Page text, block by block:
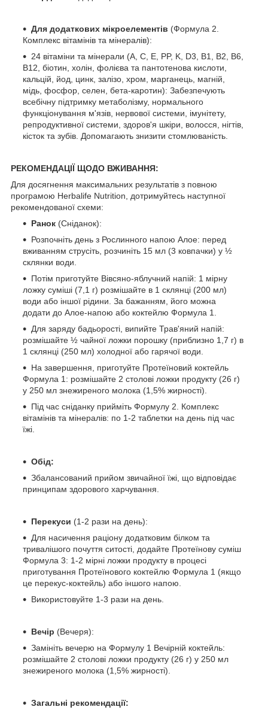
Для додаткових мікроелементів (Формула 2.
Комплекс вітамінів та мінералів):
24 вітаміни та мінерали (A, C, E, PP, K, D3, B1, B2, B6,
B12, біотин, холін, фолієва та пантотенова кислоти,
кальцій, йод, цинк, залізо, хром, марганець, магній,
мідь, фосфор, селен, бета-каротин): Забезпечують
всебічну підтримку метаболізму, нормального
функціонування м'язів, нервової системи, імунітету,
репродуктивної системи, здоров'я шкіри, волосся, нігтів,
кісток та зубів. Допомагають знизити стомлюваність.
РЕКОМЕНДАЦІЇ ЩОДО ВЖИВАННЯ:
Для досягнення максимальних результатів з повною
програмою Herbalife Nutrition, дотримуйтесь наступної
рекомендованої схеми:
Ранок (Сніданок):
Розпочніть день з Рослинного напою Алое: перед
вживанням струсіть, розчиніть 15 мл (3 ковпачки) у ½
склянки води.
Потім приготуйте Вівсяно-яблучний напій: 1 мірну
ложку суміші (7,1 г) розмішайте в 1 склянці (200 мл)
води або іншої рідини. За бажанням, його можна
додати до Алое-напою або коктейлю Формула 1.
Для заряду бадьорості, випийте Трав'яний напій:
розмішайте ½ чайної ложки порошку (приблизно 1,7 г) в
1 склянці (250 мл) холодної або гарячої води.
На завершення, приготуйте Протеїновий коктейль
Формула 1: розмішайте 2 столові ложки продукту (26 г)
у 250 мл знежиреного молока (1,5% жирності).
Під час сніданку прийміть Формулу 2. Комплекс
вітамінів та мінералів: по 1-2 таблетки на день під час
їжі.
Обід:
Збалансований прийом звичайної їжі, що відповідає
принципам здорового харчування.
Перекуси (1-2 рази на день):
Для насичення раціону додатковим білком та
тривалішого почуття ситості, додайте Протеїнову суміш
Формула 3: 1-2 мірні ложки продукту в процесі
приготування Протеїнового коктейлю Формула 1 (якщо
це перекус-коктейль) або іншого напою.
Використовуйте 1-3 рази на день.
Вечір (Вечеря):
Замініть вечерю на Формулу 1 Вечірній коктейль:
розмішайте 2 столові ложки продукту (26 г) у 250 мл
знежиреного молока (1,5% жирності).
Загальні рекомендації: